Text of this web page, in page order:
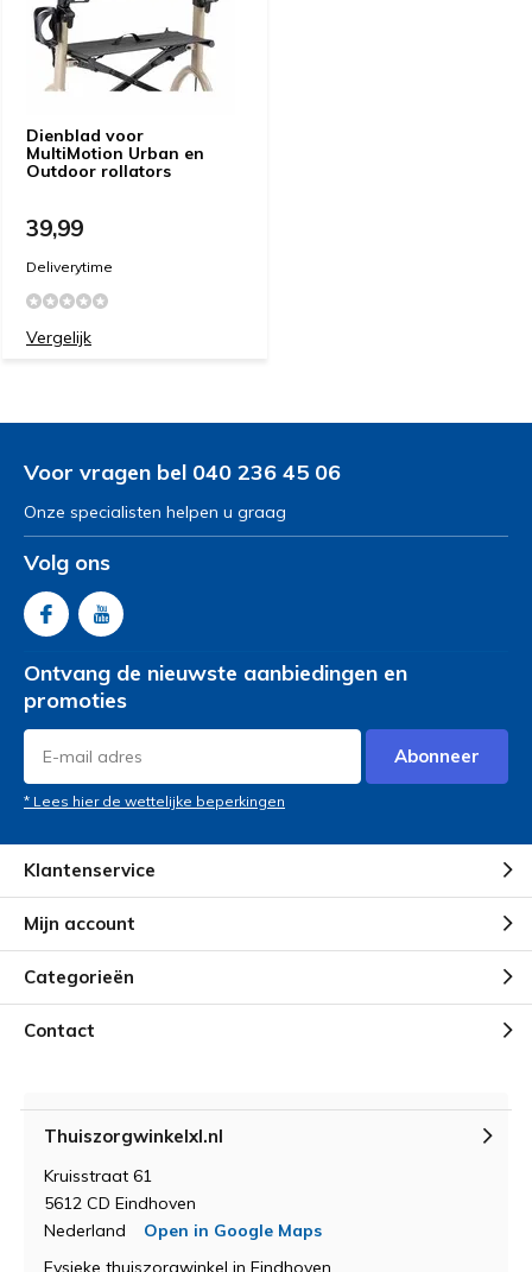
Dienblad voor
MultiMotion Urban en
Outdoor rollators
39,99
Deliverytime
Vergelijk
Voor vragen bel 040 236 45 06
Onze specialisten helpen u graag
Volg ons
Ontvang de nieuwste aanbiedingen en
promoties
Abonneer
* Lees hier de wettelijke beperkingen
Klantenservice
Mijn account
Categorieën
Contact
Thuiszorgwinkelxl.nl
Kruisstraat 61
5612 CD Eindhoven
Nederland
Open in Google Maps
Fysieke thuiszorgwinkel in Eindhoven